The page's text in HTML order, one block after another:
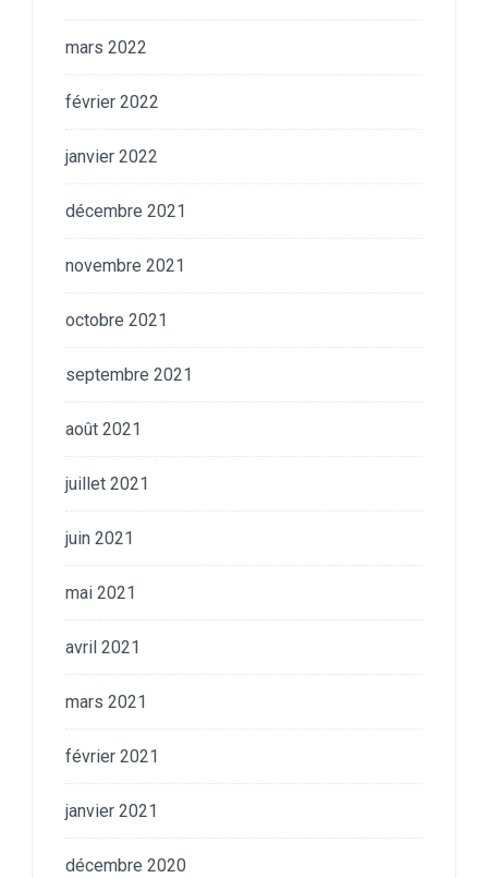
mars 2022
février 2022
janvier 2022
décembre 2021
novembre 2021
octobre 2021
septembre 2021
août 2021
juillet 2021
juin 2021
mai 2021
avril 2021
mars 2021
février 2021
janvier 2021
décembre 2020